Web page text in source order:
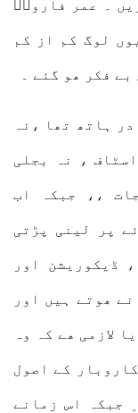
۔ عمر فاروقؓ
لوگ کم از کم
فکر ھو گئے ۔
ہاتھ تھا ،نہ
، نہ بجلی
،، جبکہ اب
پر لینی پڑتی
ڈیکوریشن اور
ھوتے ہیں اور
لازمی ھے کہ وہ
کے اصول
جبکہ اس زمانے